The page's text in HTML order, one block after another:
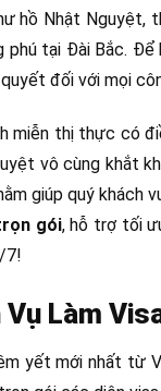
hồ Nhật Nguyệt,
tại Đài Bắc.
đối với mọi
miễn thị thực có
vô cùng khắt
giúp quý khách
gói, hỗ trợ tối
7!
Vụ Làm
yết mới nhất từ